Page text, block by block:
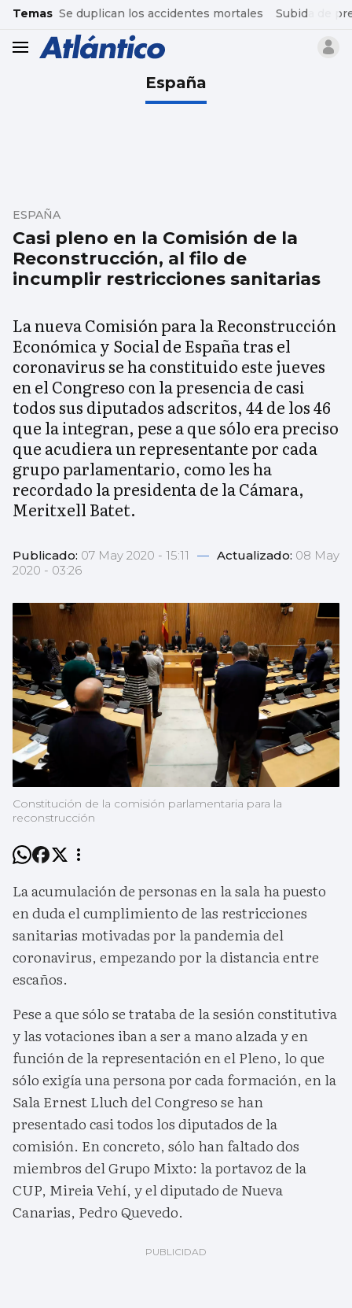
common.go-to-content
Temas Se duplican los accidentes mortales Subida de
header.menu.open
España
Casi pleno en la Comisión de la
Reconstrucción, al filo de
incumplir restricciones sanitarias
ESPAÑA
La nueva Comisión para la Reconstrucción
Económica y Social de España tras el
coronavirus se ha constituido este jueves
en el Congreso con la presencia de casi
todos sus diputados adscritos, 44 de los 46
que la integran, pese a que sólo era preciso
que acudiera un representante por cada
grupo parlamentario, como les ha
recordado la presidenta de la Cámara,
Meritxell Batet.
Publicado: 07 May 2020 - 15:11 — Actualizado: 08 May
2020 - 03:26
Constitución de la comisión parlamentaria para la
reconstrucción
La acumulación de personas en la sala ha puesto
en duda el cumplimiento de las restricciones
sanitarias motivadas por la pandemia del
coronavirus, empezando por la distancia entre
escaños.
Pese a que sólo se trataba de la sesión constitutiva
y las votaciones iban a ser a mano alzada y en
función de la representación en el Pleno, lo que
sólo exigía una persona por cada formación, en la
Sala Ernest Lluch del Congreso se han
presentado casi todos los diputados de la
comisión. En concreto, sólo han faltado dos
miembros del Grupo Mixto: la portavoz de la
CUP, Mireia Vehí, y el diputado de Nueva
Canarias, Pedro Quevedo.